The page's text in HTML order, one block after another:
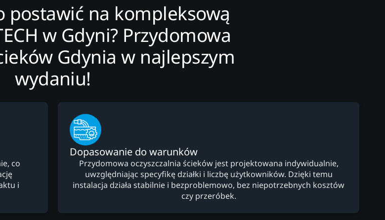
postawić na kompleksową
w Gdyni? Przydomowa
Gdynia w najlepszym
wydaniu!
co
i
Dopasowanie do warunków
Przydomowa oczyszczalnia ścieków jest projektowana indywidualnie,
uwzględniając specyfikę działki i liczbę użytkowników. Dzięki temu
instalacja działa stabilnie i bezproblemowo, bez niepotrzebnych kosztów
czy przeróbek.